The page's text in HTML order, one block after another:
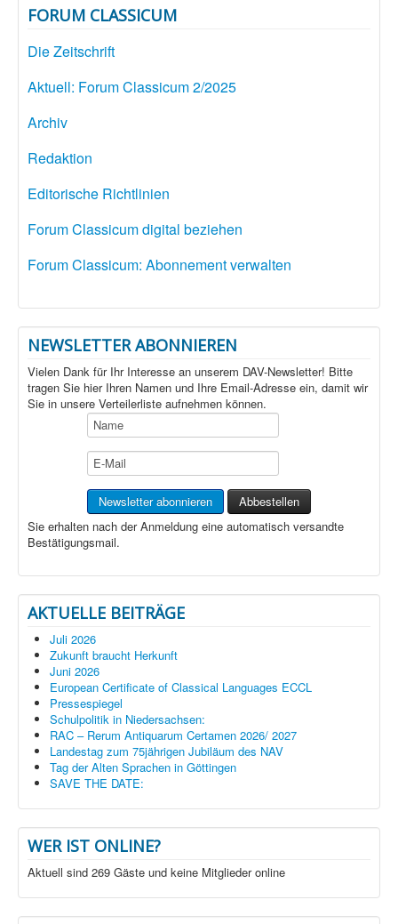
FORUM CLASSICUM
Die Zeitschrift
Aktuell: Forum Classicum 2/2025
Archiv
Redaktion
Editorische Richtlinien
Forum Classicum digital beziehen
Forum Classicum: Abonnement verwalten
NEWSLETTER ABONNIEREN
Vielen Dank für Ihr Interesse an unserem DAV-Newsletter! Bitte
tragen Sie hier Ihren Namen und Ihre Email-Adresse ein, damit wir
Sie in unsere Verteilerliste aufnehmen können.
Sie erhalten nach der Anmeldung eine automatisch versandte
Bestätigungsmail.
AKTUELLE BEITRÄGE
Juli 2026
Zukunft braucht Herkunft
Juni 2026
European Certificate of Classical Languages ECCL
Pressespiegel
Schulpolitik in Niedersachsen:
RAC – Rerum Antiquarum Certamen 2026/ 2027
Landestag zum 75jährigen Jubiläum des NAV
Tag der Alten Sprachen in Göttingen
SAVE THE DATE:
WER IST ONLINE?
Aktuell sind 269 Gäste und keine Mitglieder online